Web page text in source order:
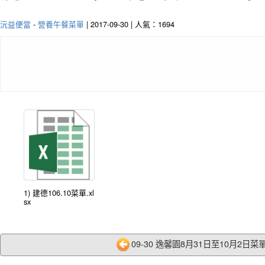
沅益便當 - 營養午餐菜單 | 2017-09-30 | 人氣：1694
1) 建德106.10菜單.xl
sx
09-30 逸馨園8月31日至10月2日菜